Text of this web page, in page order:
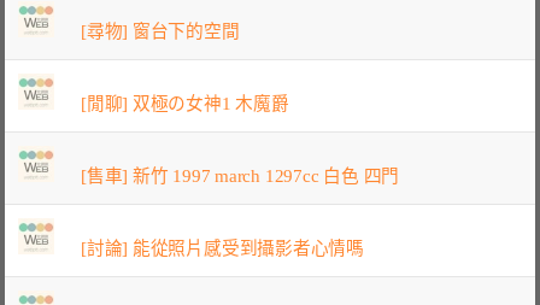
[尋物] 窗台下的空間
[閒聊] 双極の女神1 木魔爵
[售車] 新竹 1997 march 1297cc 白色 四門
[討論] 能從照片感受到攝影者心情嗎